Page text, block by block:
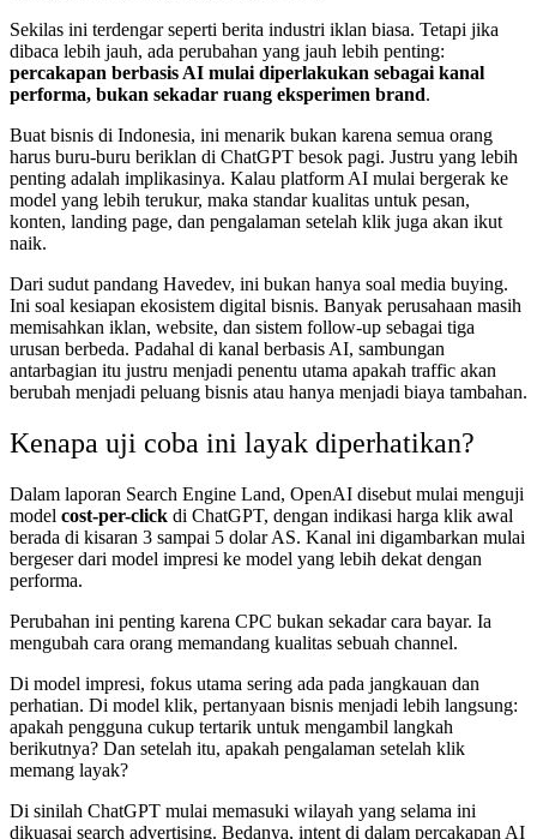
Sekilas ini terdengar seperti berita industri iklan biasa. Tetapi jika
dibaca lebih jauh, ada perubahan yang jauh lebih penting:
percakapan berbasis AI mulai diperlakukan sebagai kanal
performa, bukan sekadar ruang eksperimen brand.
Buat bisnis di Indonesia, ini menarik bukan karena semua orang
harus buru-buru beriklan di ChatGPT besok pagi. Justru yang lebih
penting adalah implikasinya. Kalau platform AI mulai bergerak ke
model yang lebih terukur, maka standar kualitas untuk pesan,
konten, landing page, dan pengalaman setelah klik juga akan ikut
naik.
Dari sudut pandang Havedev, ini bukan hanya soal media buying.
Ini soal kesiapan ekosistem digital bisnis. Banyak perusahaan masih
memisahkan iklan, website, dan sistem follow-up sebagai tiga
urusan berbeda. Padahal di kanal berbasis AI, sambungan
antarbagian itu justru menjadi penentu utama apakah traffic akan
berubah menjadi peluang bisnis atau hanya menjadi biaya tambahan.
Kenapa uji coba ini layak diperhatikan?
Dalam laporan Search Engine Land, OpenAI disebut mulai menguji
model cost-per-click di ChatGPT, dengan indikasi harga klik awal
berada di kisaran 3 sampai 5 dolar AS. Kanal ini digambarkan mulai
bergeser dari model impresi ke model yang lebih dekat dengan
performa.
Perubahan ini penting karena CPC bukan sekadar cara bayar. Ia
mengubah cara orang memandang kualitas sebuah channel.
Di model impresi, fokus utama sering ada pada jangkauan dan
perhatian. Di model klik, pertanyaan bisnis menjadi lebih langsung:
apakah pengguna cukup tertarik untuk mengambil langkah
berikutnya? Dan setelah itu, apakah pengalaman setelah klik
memang layak?
Di sinilah ChatGPT mulai memasuki wilayah yang selama ini
dikuasai search advertising. Bedanya, intent di dalam percakapan AI